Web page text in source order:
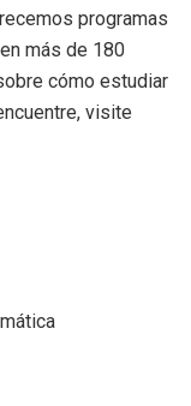
programas
más de 180
cómo estudiar
visite